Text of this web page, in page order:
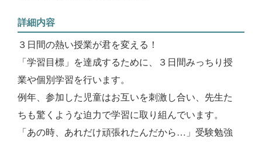
詳細内容
３日間の熱い授業が君を変える！
「学習目標」を達成するために、３日間みっちり授
業や個別学習を行います。
例年、参加した児童はお互いを刺激し合い、先生た
ちも驚くような迫力で学習に取り組んでいます。
「あの時、あれだけ頑張れたんだから…」受験勉強